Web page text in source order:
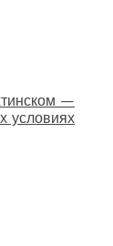
—
условиях